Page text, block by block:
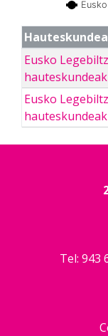
Hauteskundea
Eusko
Eusko
Tel: 943